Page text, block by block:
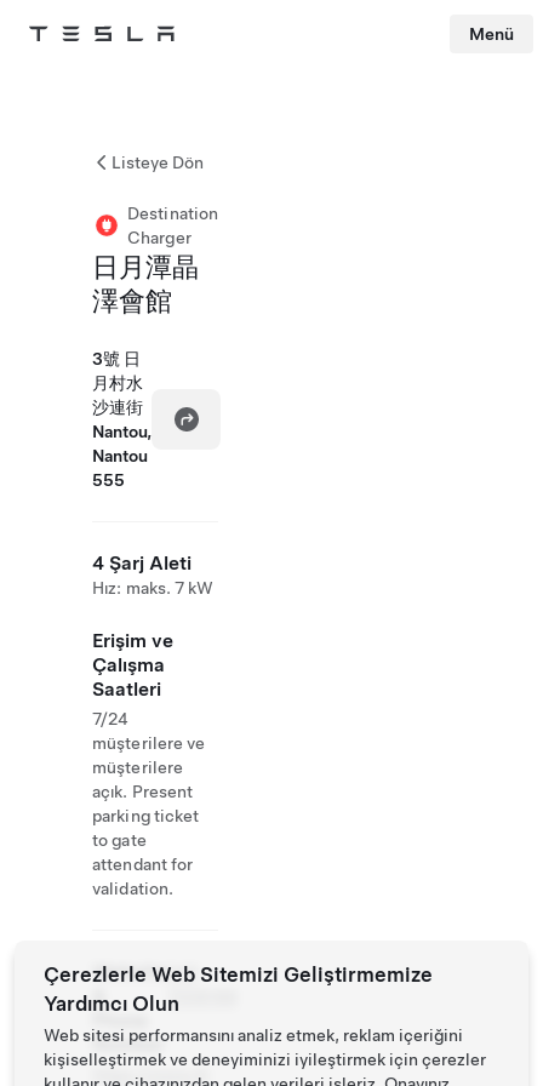
Tesla Menü
Listeye Dön
Destination
Charger
日月潭晶
澤會館
3號 日
月村水
沙連街
Nantou,
Nantou
555
4 Şarj Aleti
Hız: maks. 7 kW
Erişim ve
Çalışma
Saatleri
7/24
müşterilere ve
müşterilere
açık. Present
parking ticket
to gate
attendant for
validation.
Website
&
Number
049
7008188
https://www.th
Çerezlerle Web Sitemizi Geliştirmemize
Yardımcı Olun
Web sitesi performansını analiz etmek, reklam içeriğini
kişiselleştirmek ve deneyiminizi iyileştirmek için çerezler